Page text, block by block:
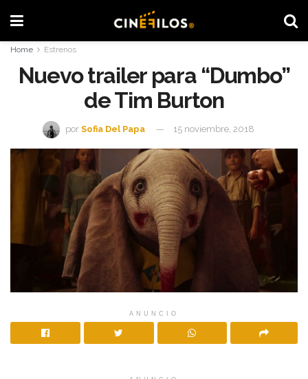
Home Estrenos
Nuevo trailer para “Dumbo”
de Tim Burton
por Sofia Del Papa 15 noviembre, 2018
ANUNCIO